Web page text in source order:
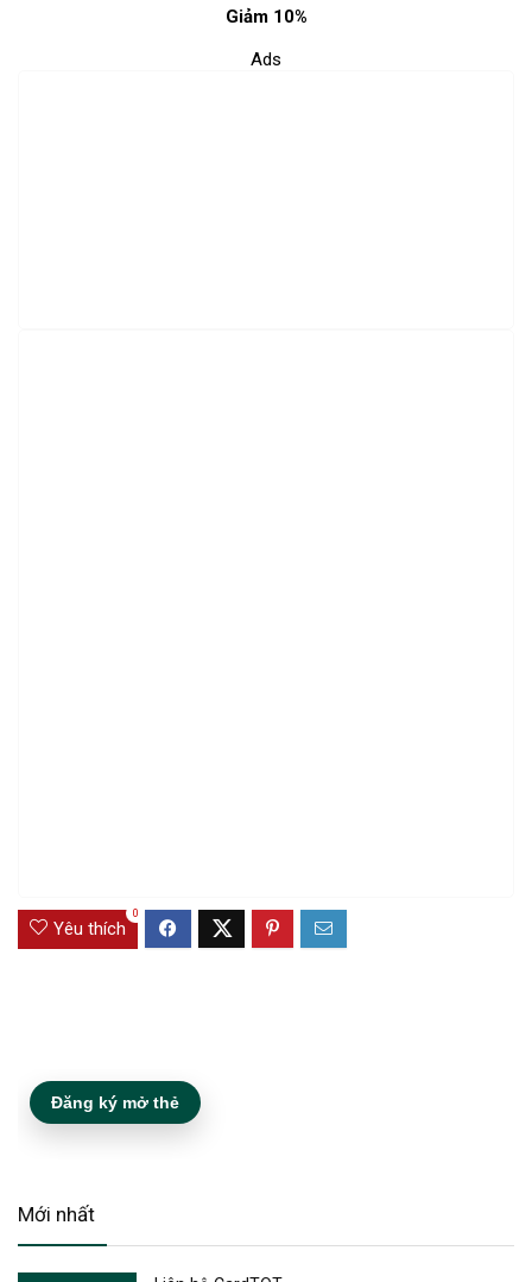
Giảm 10%
Ads
Yêu thích
0
Đăng ký mở thẻ
Mới nhất